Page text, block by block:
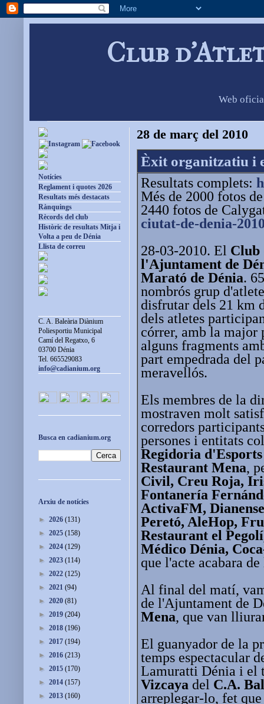
Club
Web
28 de març del 2010
Èxit organitzatiu i
Resultats complets:
Més de 2000 fotos
2440 fotos de
ciutat-de-denia-
28-03-2010. El Club
l'Ajuntament de
Marató de Dénia.
nombrós grup
disfrutar dels 21 km
dels atletes
córrer, amb la major
alguns fragments
part empedrada del
meravellós.
Els membres de la
mostraven molt
corredors
persones i entitats
Regidoria
Restaurant Mena,
Civil, Creu Roja,
Fontanería
ActivaFM,
Peretó, AleHop,
Restaurant el
Médico Dénia,
que l'acte acabara
Al final del matí,
de l'Ajuntament de
Mena, que van
El guanyador de la
temps espectacular
Lamuratti Dénia i el
Vizcaya del C.A.
arreplegar-lo, fet
Notícies
Reglament i quotes 2026
Resultats més destacats
Rànquings
Rècords del club
Històric de resultats Mitja i
Volta a peu de Dénia
Llista de correu
C. A. Baleària Diànium
Poliesportiu Municipal
Camí del Regatxo, 6
03700 Dénia
Tel. 665529083
info@cadianium.org
Busca en cadianium.org
Arxiu de notícies
► 2026 (131)
► 2025 (158)
► 2024 (129)
► 2023 (114)
► 2022 (125)
► 2021 (94)
► 2020 (81)
► 2019 (204)
► 2018 (196)
► 2017 (194)
► 2016 (213)
► 2015 (170)
► 2014 (157)
► 2013 (160)